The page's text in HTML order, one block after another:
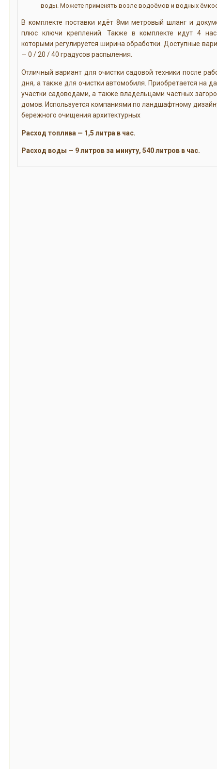
воды. Можете применять возле водоёмов и водных
В комплекте поставки идёт 8ми метровый шланг и
плюс ключи креплений. Также в комплекте идут 4
которыми регулируется ширина обработки. Доступные
— 0 / 20 / 40 градусов распыления.
Отличный вариант для очистки садовой техники после
дня, а также для очистки автомобиля. Приобретается на
участки садоводами, а также владельцами частных
домов. Используется компаниями по ландшафтному
бережного очищения архитектурных
Расход топлива — 1,5 литра в час.
Расход воды — 9 литров за минуту, 540 литров в час.